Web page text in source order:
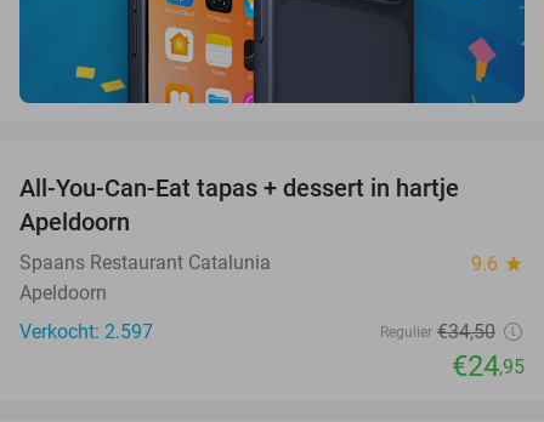
All-You-Can-Eat tapas + dessert in hartje
Apeldoorn
Spaans Restaurant Catalunia 9.6 star
Apeldoorn
Verkocht: 2.597
Regulier €34,50
€24,95